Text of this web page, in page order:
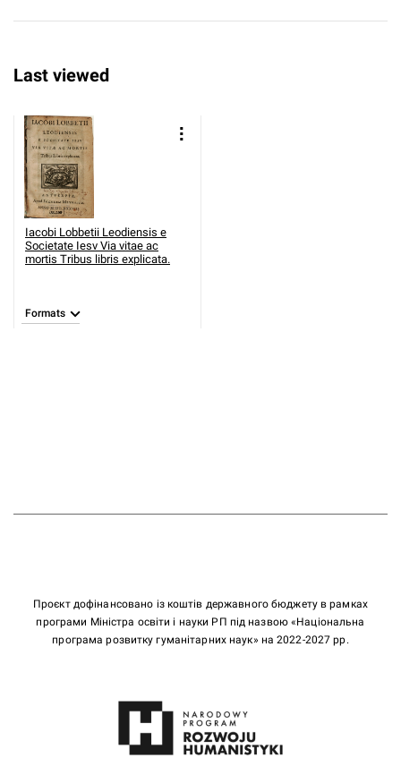
Last viewed
Iacobi Lobbetii Leodiensis e
Societate Iesv Via vitae ac
mortis Tribus libris explicata.
Formats
Проєкт дофінансовано із коштів державного бюджету в рамках
програми Міністра освіти і науки РП під назвою «Національна
програма розвитку гуманітарних наук» на 2022-2027 рр.